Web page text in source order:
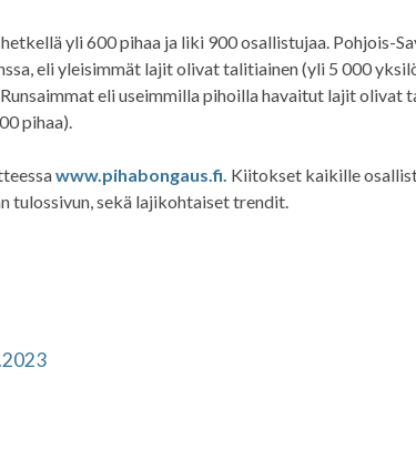
yli 600 pihaa ja liki 900 osallistujaa. Pohjois-
eli yleisimmät lajit olivat talitiainen (yli 5 000
eli useimmilla pihoilla havaitut lajit olivat
pihaa).
www.pihabongaus.fi. Kiitokset kaikille
tulossivun, sekä lajikohtaiset trendit.